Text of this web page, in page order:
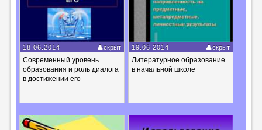
18.06.2014 скрыт
Современный уровень
образования и роль диалога
в достижении его
19.06.2014 скрыт
Литературное образование
в начальной школе